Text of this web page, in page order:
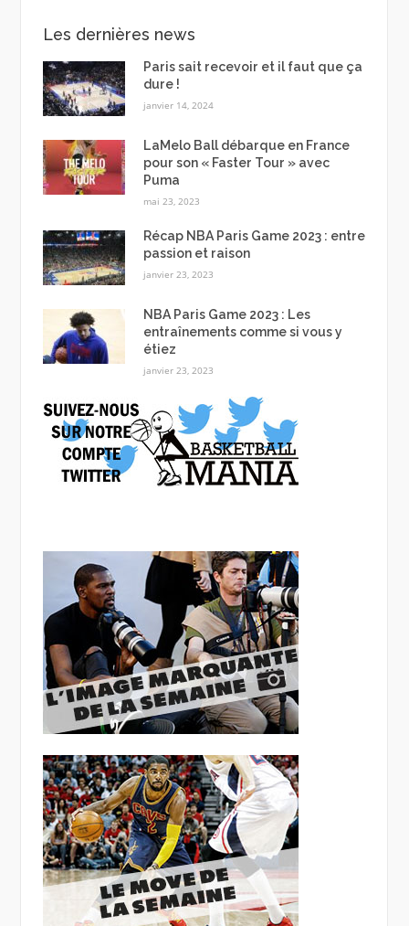
Les dernières news
Paris sait recevoir et il faut que ça
dure !
janvier 14, 2024
LaMelo Ball débarque en France
pour son « Faster Tour » avec
Puma
mai 23, 2023
Récap NBA Paris Game 2023 : entre
passion et raison
janvier 23, 2023
NBA Paris Game 2023 : Les
entraînements comme si vous y
étiez
janvier 23, 2023